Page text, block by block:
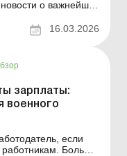
16.03.2026
зарплаты:
военного
если
Больше